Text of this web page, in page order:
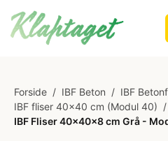
Forside / IBF Beton / IBF
IBF fliser 40x40 cm (Modul 40) /
IBF Fliser 40x40x8 cm Grå -